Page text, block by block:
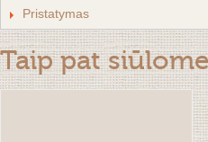
Pristatymas
Taip pat